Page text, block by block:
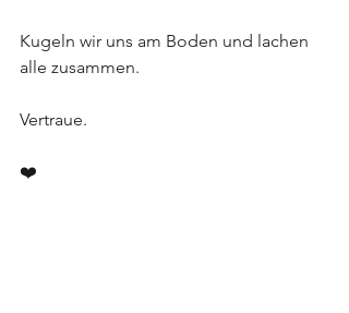
Kugeln wir uns am Boden und lachen
alle zusammen.
Vertraue.
❤️